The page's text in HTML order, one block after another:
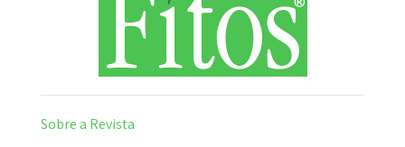
Sobre a Revista